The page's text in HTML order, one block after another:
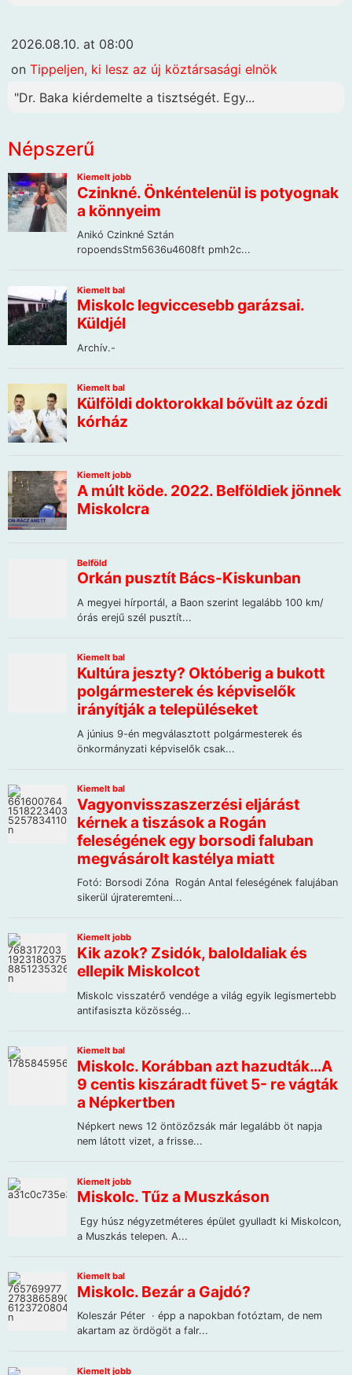
2026.08.10. at 08:00
on Tippeljen, ki lesz az új köztársasági elnök
"Dr. Baka kiérdemelte a tisztségét. Egy...
Népszerű